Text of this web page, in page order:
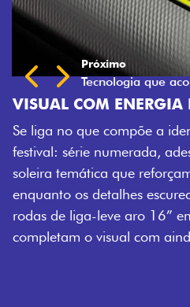
VISUAL COM ENERGIA
Se liga no que compõe a
festival: série numerada,
soleira temática que
enquanto os detalhes
rodas de liga-leve aro 16”
completam o visual com
Previous
Next
Próximo
Tecnologia que